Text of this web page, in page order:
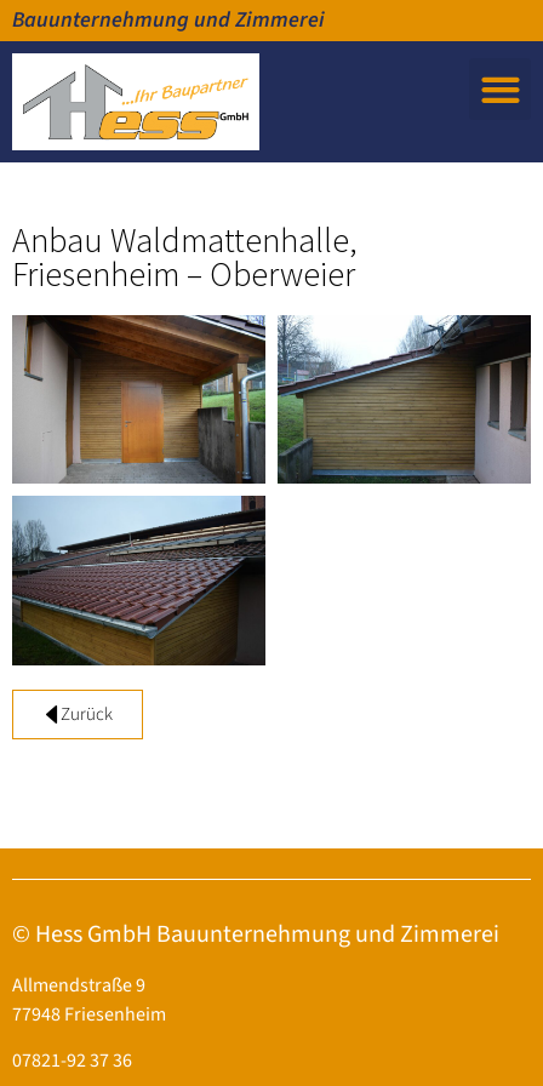
Bauunternehmung und Zimmerei
Anbau Waldmattenhalle,
Friesenheim – Oberweier
Zurück
© Hess GmbH Bauunternehmung und Zimmerei
Allmendstraße 9
77948 Friesenheim
07821-92 37 36